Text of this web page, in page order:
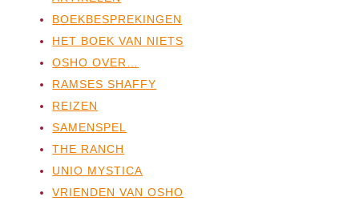
BOEKBESPREKINGEN
HET BOEK VAN NIETS
OSHO OVER…
RAMSES SHAFFY
REIZEN
SAMENSPEL
THE RANCH
UNIO MYSTICA
VRIENDEN VAN OSHO